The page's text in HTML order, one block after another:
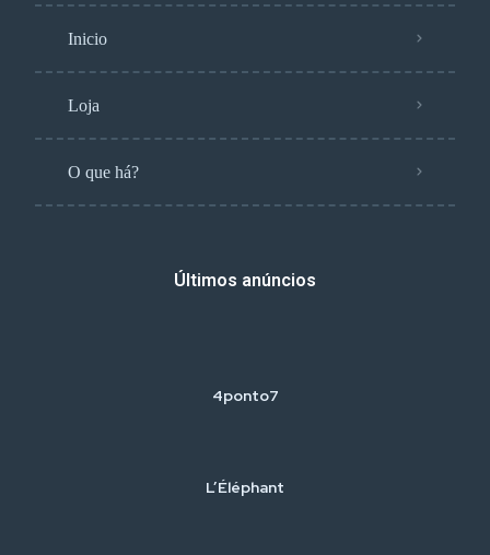
Inicio
Loja
O que há?
Últimos anúncios
4ponto7
L’Éléphant